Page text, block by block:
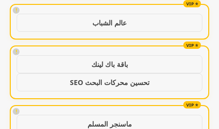
!
عالم الشباب
!
باقة باك لينك
تحسين محركات البحث SEO
!
ماسنجر المسلم